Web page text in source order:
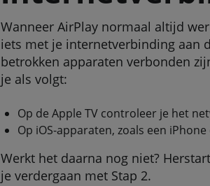
Wanneer AirPlay normaal altijd
iets met je internetverbinding aan
betrokken apparaten verbonden
je als volgt:
Op de Apple TV controleer je het
Op iOS-apparaten, zoals een
Werkt het daarna nog niet?
je verdergaan met Stap 2.